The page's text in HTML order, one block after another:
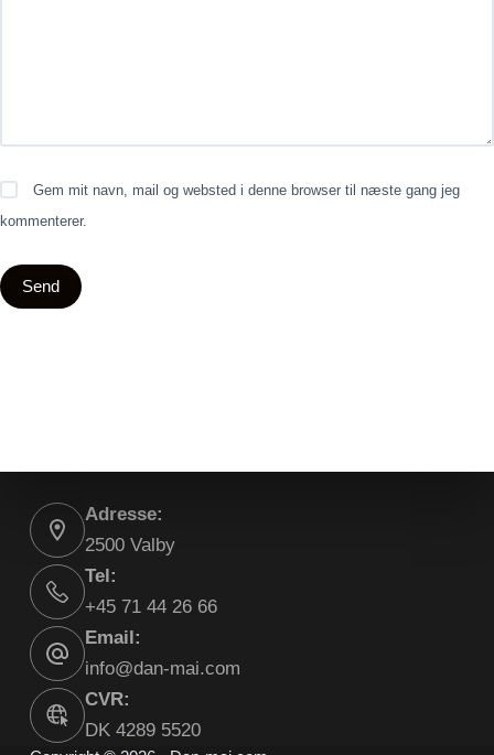
Gem mit navn, mail og websted i denne browser til næste gang jeg
kommenterer.
Send
Adresse:
2500 Valby
Tel:
+45 71 44 26 66
Email:
info@dan-mai.com
CVR:
DK 4289 5520